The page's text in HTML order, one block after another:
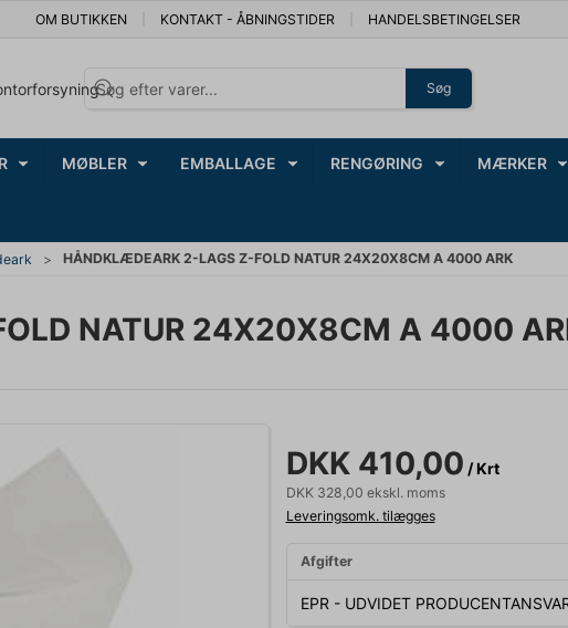
OM BUTIKKEN KONTAKT - ÅBNINGSTIDER HANDELSBETINGELSER
Søg
MØBLER EMBALLAGE RENGØRING MÆRKER
HÅNDKLÆDEARK 2-LAGS Z-FOLD NATUR 24X20X8CM A 4000 ARK
NATUR 24X20X8CM A 4000
DKK 410,00 / Krt
DKK 328,00 ekskl. moms
Leveringsomk. tilægges
Afgifter
EPR - UDVIDET